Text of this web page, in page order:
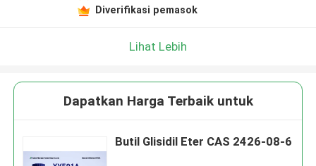
Diverifikasi pemasok
Lihat Lebih
Dapatkan Harga Terbaik untuk
Butil Glisidil Eter CAS 2426-08-6